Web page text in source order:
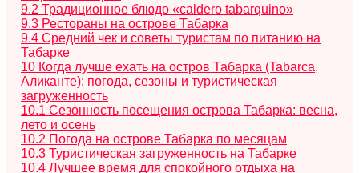
9.2 Традиционное блюдо «caldero tabarquino»
9.3 Рестораны на острове Табарка
9.4 Средний чек и советы туристам по питанию на
Табарке
10 Когда лучше ехать на остров Табарка (Tabarca,
Аликанте): погода, сезоны и туристическая
загруженность
10.1 Сезонность посещения острова Табарка: весна,
лето и осень
10.2 Погода на острове Табарка по месяцам
10.3 Туристическая загруженность на Табарке
10.4 Лучшее время для спокойного отдыха на